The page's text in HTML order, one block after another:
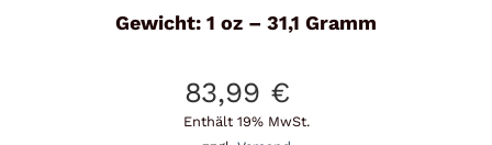
Gewicht: 1 oz – 31,1 Gramm
83,99 €
Enthält 19% MwSt.